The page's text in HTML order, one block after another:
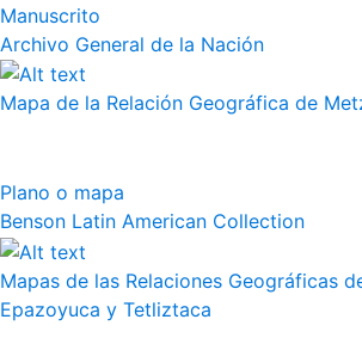
Manuscrito
Archivo General de la Nación
Mapa de la Relación Geográfica de
Plano o mapa
Benson Latin American Collection
Mapas de las Relaciones Geográficas
Epazoyuca y Tetliztaca